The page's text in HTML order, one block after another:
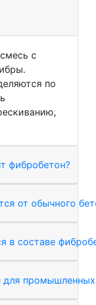
с
по
фибробетон?
от обычного
в составе